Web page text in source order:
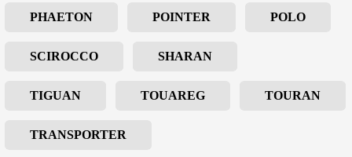
PHAETON POINTER POLO
SCIROCCO SHARAN
TIGUAN TOUAREG TOURAN
TRANSPORTER